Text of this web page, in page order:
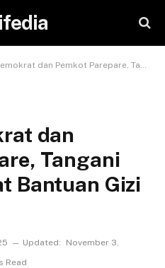
Pemkot Parepare, Tangani Stunting Lewat Bantuan Gizi Ibu dan Balita
dan
Tangani
Bantuan Gizi
Updated:
November 3,
Read